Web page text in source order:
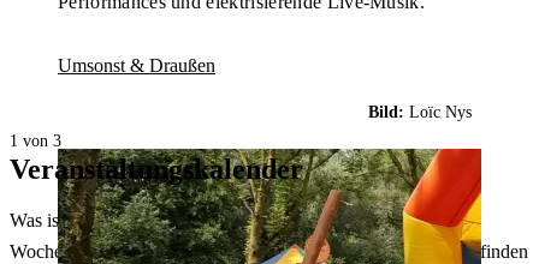
Umsonst & Draußen
Bild: Loïc Nys
1 von 3
Veranstaltungskalender
Was ist heute in Dortmund los? Welche Konzerte gibt es am
Wochenende? Im größten Veranstaltungskalender Dortmunds finden